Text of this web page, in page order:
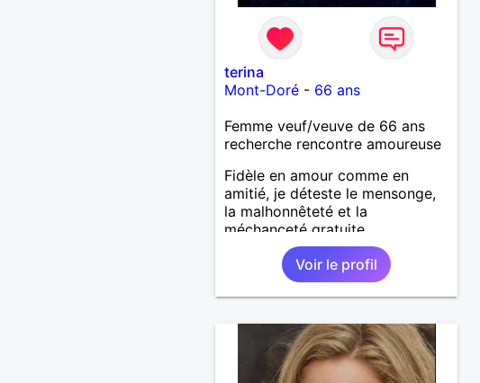
terina
Mont-Doré- 66 ans
Femme veuf/veuve de 66 ans
recherche rencontre amoureuse
Fidèle en amour comme en
amitié, je déteste le mensonge,
la malhonnêteté et la
méchanceté gratuite.
Voir le profil